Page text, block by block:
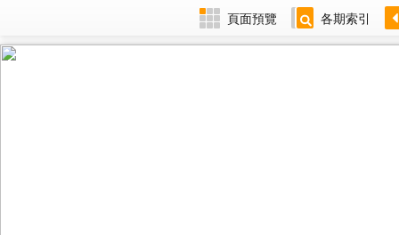
頁面預覽 各期索引